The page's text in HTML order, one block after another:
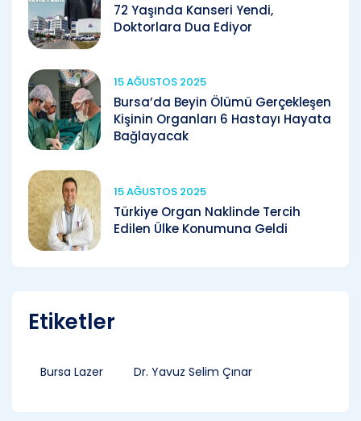
72 Yaşında Kanseri Yendi,
Doktorlara Dua Ediyor
15 AĞUSTOS 2025
Bursa’da Beyin Ölümü Gerçekleşen
Kişinin Organları 6 Hastayı Hayata
Bağlayacak
15 AĞUSTOS 2025
Türkiye Organ Naklinde Tercih
Edilen Ülke Konumuna Geldi
Etiketler
Bursa Lazer Dr. Yavuz Selim Çınar